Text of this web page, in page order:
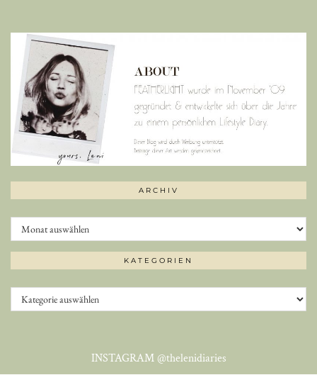
ARCHIV
Archiv
KATEGORIEN
Kategorien
INSTAGRAM @thelenidiaries